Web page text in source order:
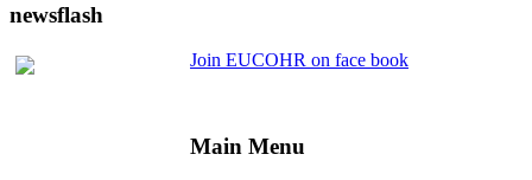
newsflash
Join EUCOHR on face book
Main Menu